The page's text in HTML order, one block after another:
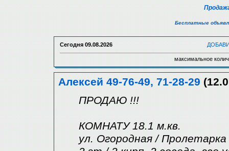
Бесплатные
Сегодня 09.08.2026
максимальное
Алексей 49-76-49, 71-28-29
ПРОДАЮ !!!
КОМНАТУ 18.1 м.кв.
ул. Огородная / Пролетарка